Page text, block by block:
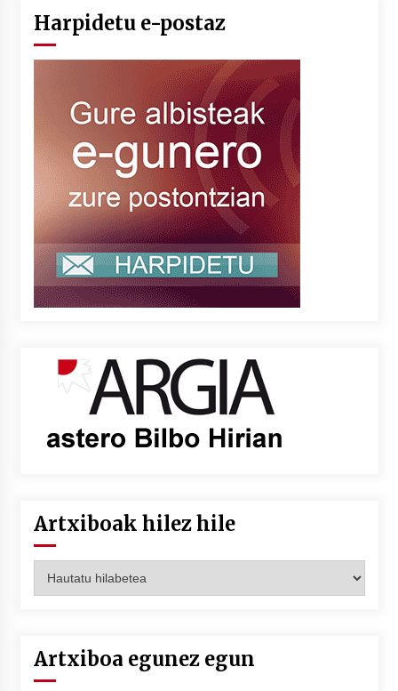
Harpidetu e-postaz
Artxiboak hilez hile
hilez
Artxiboa egunez egun